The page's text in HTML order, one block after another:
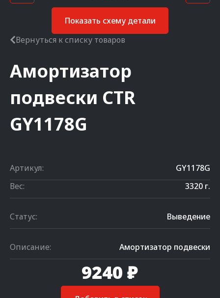
Показать схему детали
Вернуться к списку товаров
Амортизатор
подвески CTR
GY1178G
Артикул:
GY1178G
Вес:
3320 г.
Статус: Выведение
Описание: Амортизатор подвески
9240 ₽